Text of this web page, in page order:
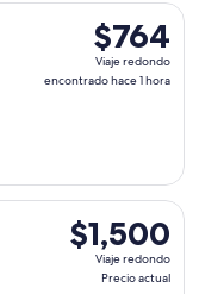
$764
Viaje
redondo,
$764
Viaje redondo
encontrado hace 1 hora
el sáb, 19 sept.
$1,500
Viaje
redondo,
$1,500
Viaje redondo
Precio actual
el lun, 14